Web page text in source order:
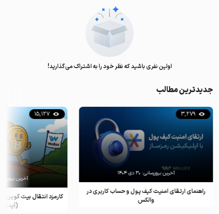
اولین نفری باشید که نظر خود را به اشتراک می‌گذارید!
جدیدترین مطالب
راهنمای ارتقای امنیت کیف پول و حساب کاربری در
والکس
3,279
آخرین بروزرسانی: ۳۰ دی ۱۴۰۴
کارمزد انتقال بیت کوین
(آپدیت
15,127
آخرین